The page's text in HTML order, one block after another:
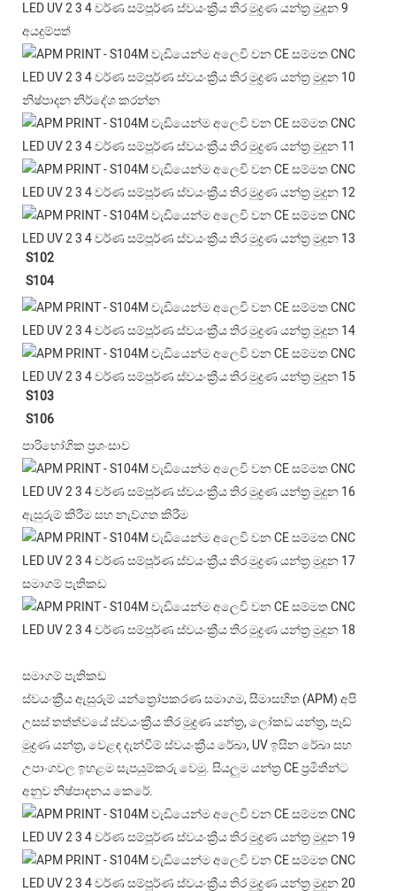
අයදුම්පත්
නිෂ්පාදන නිර්දේශ කරන්න
S102
S104
S103
S106
පාරිභෝගික ප්‍රශංසාව
ඇසුරුම් කිරීම සහ නැව්ගත කිරීම
සමාගම් පැතිකඩ
සමාගම් පැතිකඩ
ස්වයංක්‍රීය ඇසුරුම් යන්ත්‍රෝපකරණ සමාගම, සීමාසහිත (APM) අපි
උසස් තත්ත්වයේ ස්වයංක්‍රීය තිර මුද්‍රණ යන්ත්‍ර, ලෝකඩ යන්ත්‍ර, පෑඩ්
මුද්‍රණ යන්ත්‍ර, වෙළඳ දැන්වීම් ස්වයංක්‍රීය රේඛා, UV ඉසින රේඛා සහ
උපාංගවල ඉහළම සැපයුම්කරු වෙමු. සියලුම යන්ත්‍ර CE ප්‍රමිතීන්ට
අනුව නිෂ්පාදනය කෙරේ.